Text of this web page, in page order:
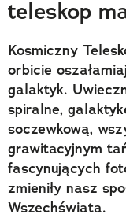
teleskop
Kosmiczny
orbicie
galaktyk.
spiralne,
soczewkową,
grawitacyjnym
fascynujących
zmieniły nasz
Wszechświata.